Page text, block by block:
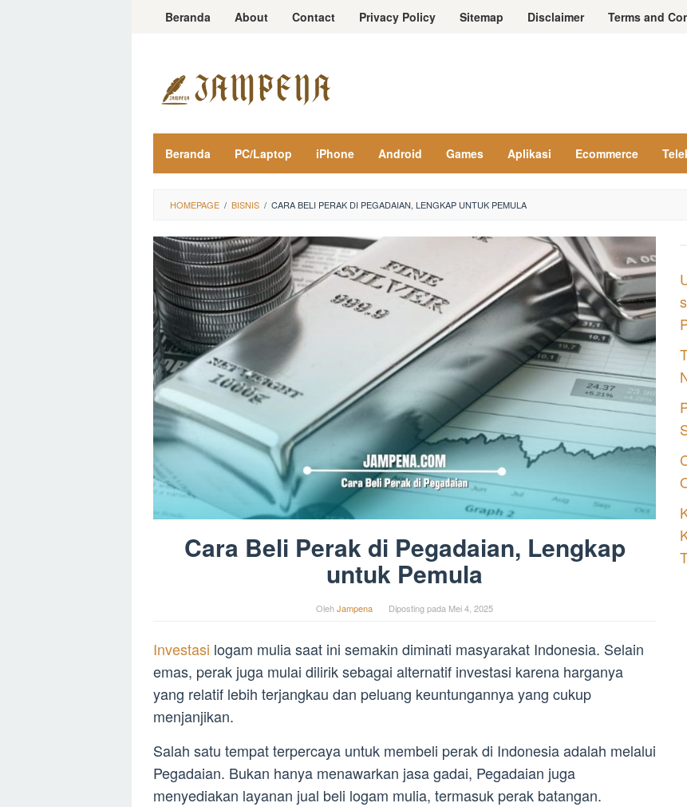
LoncatBeranda About Contact Privacy Policy Sitemap Disclaimer Terms and
Beranda PC/Laptop iPhone Android Games Aplikasi Ecommerce
HOMEPAGE / BISNIS / CARA BELI PERAK DI PEGADAIAN, LENGKAP UNTUK PEMULA
Cara Beli Perak di Pegadaian, Lengkap
untuk Pemula
OlehJampena Diposting pada Mei 4, 2025
Investasi logam mulia saat ini semakin diminati masyarakat Indonesia. Selain
emas, perak juga mulai dilirik sebagai alternatif investasi karena harganya
yang relatif lebih terjangkau dan peluang keuntungannya yang cukup
menjanjikan.
Salah satu tempat terpercaya untuk membeli perak di Indonesia adalah melalui
Pegadaian. Bukan hanya menawarkan jasa gadai, Pegadaian juga
menyediakan layanan jual beli logam mulia, termasuk perak batangan.